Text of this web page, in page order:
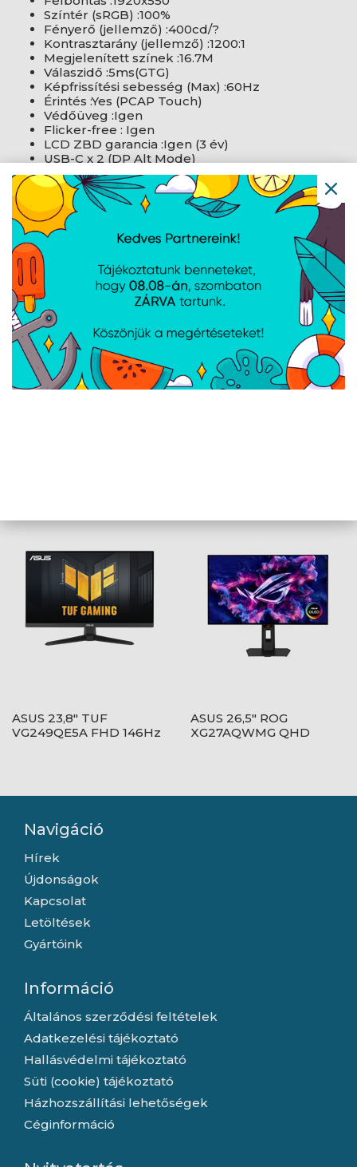
Színtér (sRGB) :100%
Fényerő (jellemző) :400cd/?
Kontrasztarány (jellemző) :1200:1
Megjelenített színek :16.7M
Válaszidő :5ms(GTG)
Képfrissítési sebesség (Max) :60Hz
Érintés :Yes (PCAP Touch)
Védőüveg :Igen
Flicker-free : Igen
LCD ZBD garancia :Igen (3 év)
USB-C x 2 (DP Alt Mode)
HDMI(v1.4) x 1
ASUS 23,8" TUF
VG249QE5A FHD 146Hz
ASUS 26,5" ROG
XG27AQWMG QHD
Navigáció
Hírek
Újdonságok
Kapcsolat
Letöltések
Gyártóink
Információ
Általános szerződési feltételek
Adatkezelési tájékoztató
Hallásvédelmi tájékoztató
Süti (cookie) tájékoztató
Házhozszállítási lehetőségek
Céginformáció